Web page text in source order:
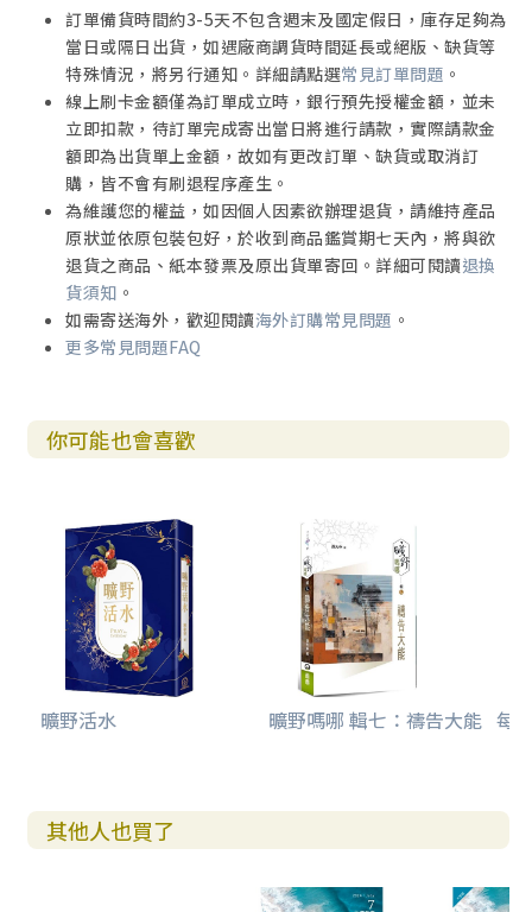
訂單備貨時間約3-5天不包含週末及國定假日，庫存足夠為
當日或隔日出貨，如遇廠商調貨時間延長或絕版、缺貨等
特殊情況，將另行通知。詳細請點選常見訂單問題 。
線上刷卡金額僅為訂單成立時，銀行預先授權金額，並未
立即扣款，待訂單完成寄出當日將進行請款，實際請款金
額即為出貨單上金額，故如有更改訂單、缺貨或取消訂
購，皆不會有刷退程序產生。
為維護您的權益，如因個人因素欲辦理退貨，請維持產品
原狀並依原包裝包好，於收到商品鑑賞期七天內，將與欲
退貨之商品、紙本發票及原出貨單寄回。詳細可閱讀退換
貨須知 。
如需寄送海外，歡迎閱讀海外訂購常見問題 。
更多常見問題FAQ
你可能也會喜歡
曠野活水 曠野嗎哪 輯七：禱告大能 每
其他人也買了